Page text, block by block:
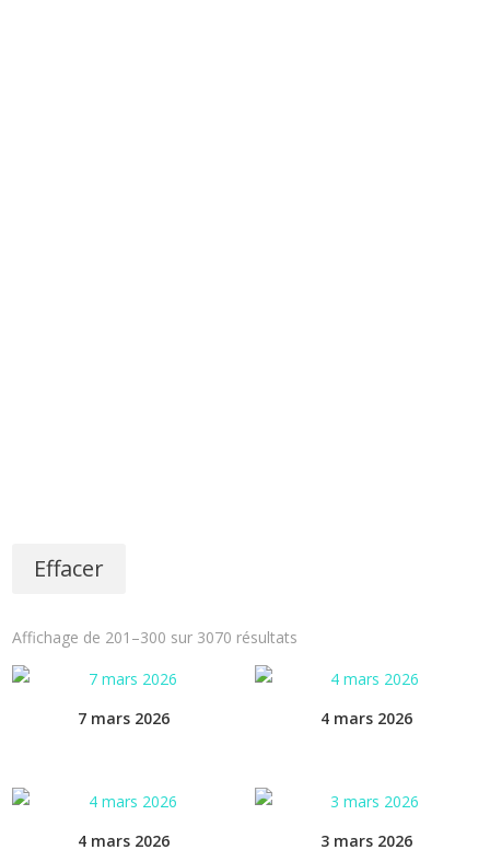
Effacer
Affichage de 201–300 sur 3070 résultats
7 mars 2026 4 mars 2026
4 mars 2026 3 mars 2026